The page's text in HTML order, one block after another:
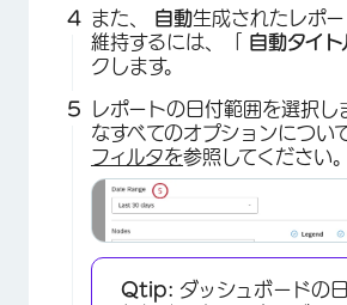
また、 自動生成されたレポ
維持するには、「
自動タイト
クします。
レポートの日付範囲を選択し
なすべてのオプションについ
フィルタを参照してください。
Qtip: ダッシュボードの